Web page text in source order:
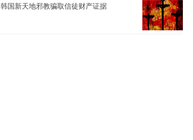
韩国新天地邪教骗取信徒财产证据